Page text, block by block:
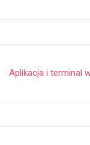
Aplikacja i terminal